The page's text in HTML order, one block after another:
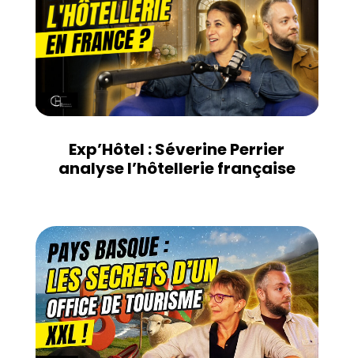
Exp’Hôtel : Séverine Perrier
analyse l’hôtellerie française